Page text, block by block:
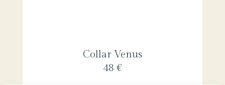
Collar Venus
48 €